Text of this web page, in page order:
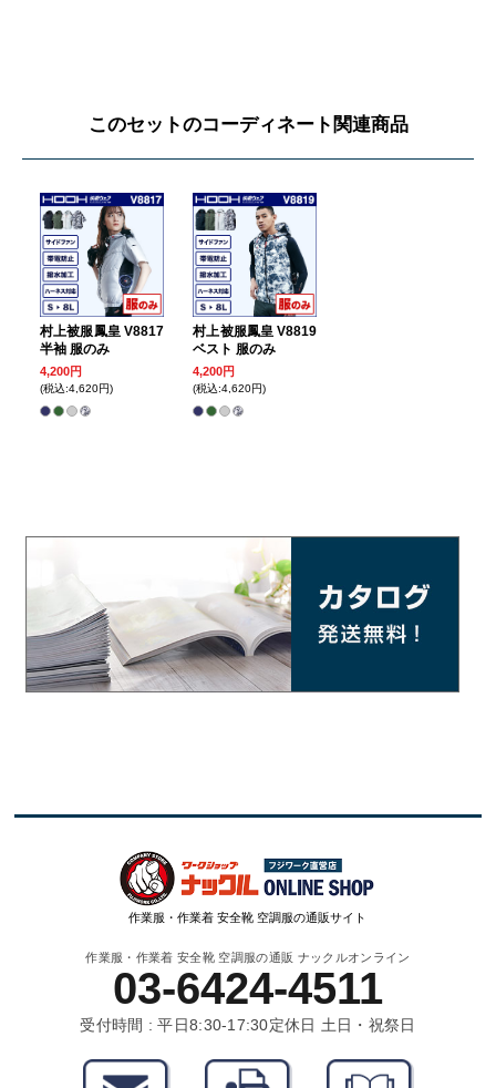
このセットのコーディネート関連商品
村上被服鳳皇 V8817
半袖 服のみ
4,200円
(税込:4,620円)
村上被服鳳皇 V8819
ベスト 服のみ
4,200円
(税込:4,620円)
作業服・作業着 安全靴 空調服の通販サイト
作業服・作業着 安全靴 空調服の通販 ナックルオンライン
03-6424-4511
受付時間 : 平日8:30-17:30定休日 土日・祝祭日